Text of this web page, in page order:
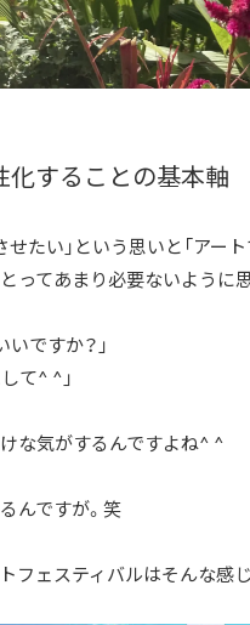
化することの基本軸
せたい」という思いと「アー
ってあまり必要ないように
いですか？」
て^ ^」
な気がするんですよね^ ^
んですが。笑
フェスティバルはそんな感じ